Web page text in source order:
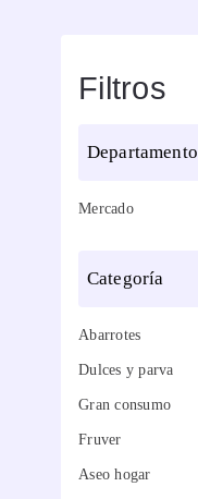
Filtros
departamento
Mercado
categoría
Abarrotes
Dulces y parva
Gran consumo
Fruver
Aseo hogar